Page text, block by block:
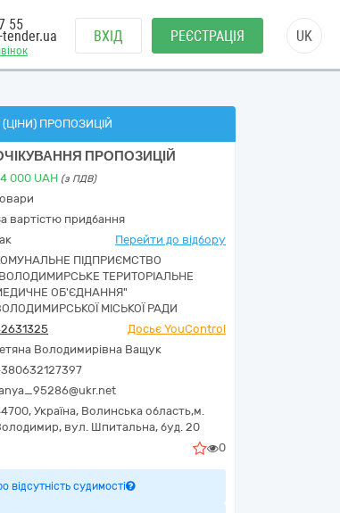
55
ВХІД РЕЄСТРАЦІЯ UK
ПРОПОЗИЦІЙ
ПРОПОЗИЦІЙ
000 UAH (з ПДВ)
вартістю придбання
Перейти до відбору
ПІДПРИЄМСТВО
ТЕРИТОРІАЛЬНЕ
ОБ'ЄДНАННЯ"
МІСЬКОЇ РАДИ
Досьє YouControl
Володимирівна Ващук
Україна, Волинська область,м.
вул. Шпитальна, буд. 20
0
відсутність судимості